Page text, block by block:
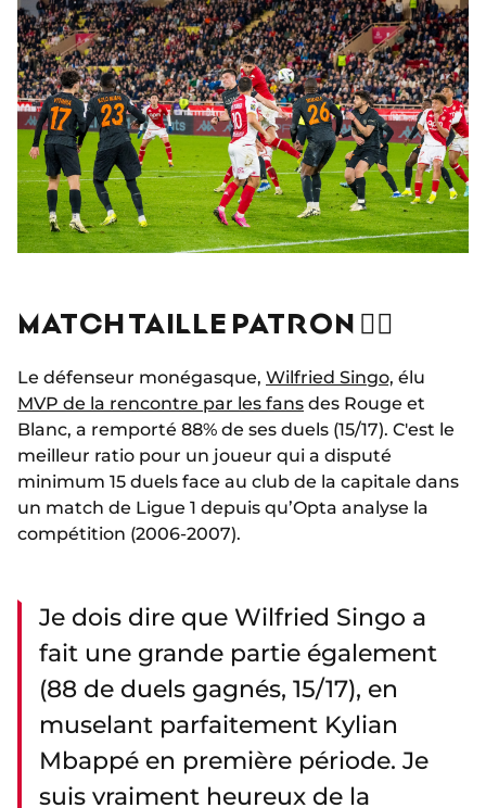
MATCH TAILLE PATRON 🦸‍♂️
Le défenseur monégasque, Wilfried Singo, élu
MVP de la rencontre par les fans des Rouge et
Blanc, a remporté 88% de ses duels (15/17). C'est le
meilleur ratio pour un joueur qui a disputé
minimum 15 duels face au club de la capitale dans
un match de Ligue 1 depuis qu’Opta analyse la
compétition (2006-2007).
Je dois dire que Wilfried Singo a
fait une grande partie également
(88 de duels gagnés, 15/17), en
muselant parfaitement Kylian
Mbappé en première période. Je
suis vraiment heureux de la